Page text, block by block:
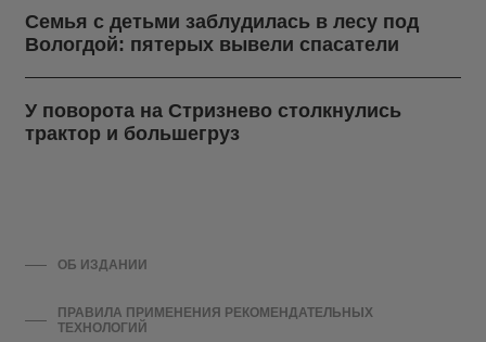
Семья с детьми заблудилась в лесу под
Вологдой: пятерых вывели спасатели
У поворота на Стризнево столкнулись
трактор и большегруз
ОБ ИЗДАНИИ
ПРАВИЛА ПРИМЕНЕНИЯ РЕКОМЕНДАТЕЛЬНЫХ
ТЕХНОЛОГИЙ